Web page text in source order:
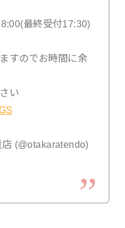
最終受付17:30)
すのでお時間に余
い
(@otakaratendo)